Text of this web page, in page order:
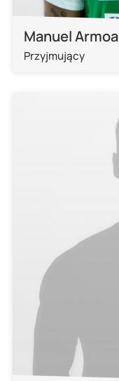
Manuel Armoa
Przyjmujący